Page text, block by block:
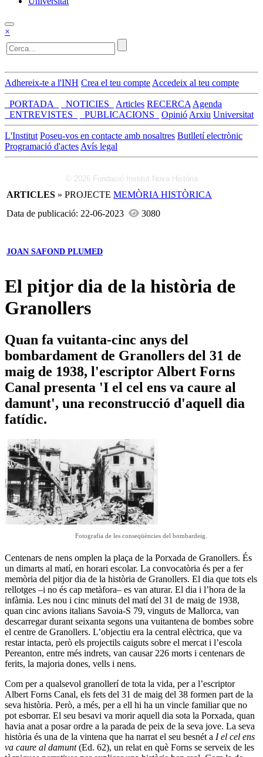
×
Adhereix-te a l'INH Crea el teu compte Accedeix al teu compte
_PORTADA_ _NOTICIES_ Articles RECERCA Agenda
_ENTREVISTES_
_PUBLICACIONS_ Opinió Arxiu Universitat
L'Institut Poseu-vos en contacte amb nosaltres Butlletí electrònic
Programació d'actes Avís legal
© 2026 Fundació Institut Nova Història
ARTICLES » PROJECTE MEMÒRIA HISTÒRICA
Data de publicació: 22-06-2023
3080
JOAN SAFOND PLUMED
El pitjor dia de la història de
Granollers
Quan fa vuitanta-cinc anys del
bombardament de Granollers del 31 de
maig de 1938, l'escriptor Albert Forns
Canal presenta 'I el cel ens va caure al
damunt', una reconstrucció d'aquell dia
fatídic.
Fotografia de les conseqüències del bombardeig.
Centenars de nens omplen la plaça de la Porxada de Granollers. És
un dimarts al matí, en horari escolar. La convocatòria és per a fer
memòria del pitjor dia de la història de Granollers. El dia que tots els
rellotges –i no és cap metàfora– es van aturar. El dia i l’hora de la
infàmia. Les nou i cinc minuts del matí del 31 de maig de 1938,
quan cinc avions italians Savoia-S 79, vinguts de Mallorca, van
descarregar durant seixanta segons una vuitantena de bombes sobre
el centre de Granollers. L’objectiu era la central elèctrica, que va
restar intacta, però els projectils caiguts sobre el mercat i l’escola
Pereanton, entre més indrets, van causar 226 morts i centenars de
ferits, la majoria dones, vells i nens.
Com per a qualsevol granollerí de tota la vida, per a l’escriptor
Albert Forns Canal, els fets del 31 de maig del 38 formen part de la
seva història. Però, a més, per a ell hi ha un vincle familiar que no
pot esborrar. El seu besavi va morir aquell dia sota la Porxada, quan
havia anat a posar ordre a la parada de peix de la seva jove. La seva
història és una de la vintena que ha narrat el seu besnét a I el cel ens
va caure al damunt (Ed. 62), un relat en què Forns se serveix de les